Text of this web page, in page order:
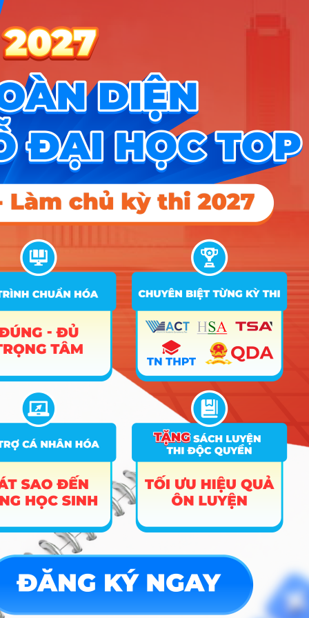
để dự báo tương lai hoặc tối ưu hóa lợi nhuận cho
doanh nghiệp. Nói cách khác, dân Toán chính là
những người thầm lặng tạo ra “luật chơi” và các
thuật toán cốt lõi đằng sau mọi công nghệ hiện đại
như AI, tài chính hay bảo hiểm.
Ngành Toán học học những
môn gì? Có khó không?
Chương trình học thường xoay quanh 3 nhóm chính:
Toán lý thuyết (nền tảng tư duy), Xác suất thống kê
(xử lý dữ liệu) và Toán tin ứng dụng (viết code để
giải quyết các mô hình thực tế). Đây là ngành học
cực kỳ “khó nhằn”, đòi hỏi tư duy logic và khả năng
trừu tượng hóa cực cao, hoàn toàn không có chỗ
cho sự cảm tính hay sáng tạo kiểu bay bổng. Bạn
sẽ phải làm việc với những con số và cấu trúc khô
khan hàng giờ liền, nên nếu không có năng khiếu về
Toán hoặc Lý từ cấp 3, bạn sẽ rất dễ bị “ngợp” và bỏ
cuộc ngay năm đầu tiên.
Bạn có thực sự hợp với
ngành Toán học?
Để sống khỏe và thăng tiến với nghề, bạn nên có
những tố chất sau:
Sự lỳ đòn (Kiên trì):Bạn cần một cái đầu
lạnh để sẵn sàng dành cả tuần lễ chỉ để tìm
ra một lỗi sai nhỏ trong công thức hoặc một
dòng code thuật toán.
Khả năng nhìn thấy
mối liên hệ giữa các con số thô kệch và
chuyển hóa chúng thành giải pháp thực tế
cho doanh nghiệp.